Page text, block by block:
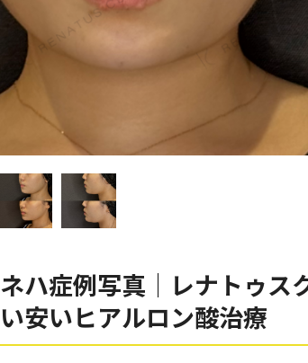
り
ハ症例写真｜レナトゥス
安いヒアルロン酸治療